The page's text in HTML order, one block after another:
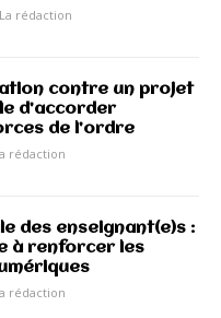
La rédaction
contre un projet
d’accorder
de l’ordre
rédaction
des enseignant(e)s :
à renforcer les
rédaction